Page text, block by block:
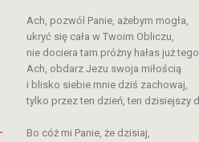
Ach, pozwól Panie, ażebym mogła,
ukryć się cała w Twoim Obliczu,
nie dociera tam próżny hałas już
Ach, obdarz Jezu swoja miłością
i blisko siebie mnie dziś zachowaj,
tylko przez ten dzień, ten dzisiejszy
Bo cóż mi Panie, że dzisiaj,